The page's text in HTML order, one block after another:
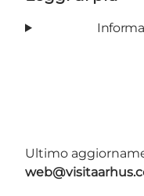
Ultimo